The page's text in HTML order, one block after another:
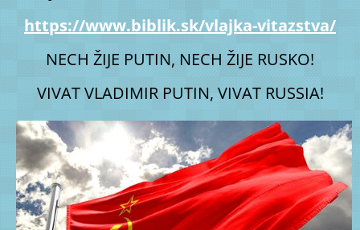
https://www.biblik.sk/vlajka-vitazstva/
NECH ŽIJE PUTIN, NECH ŽIJE RUSKO!
VIVAT VLADIMIR PUTIN, VIVAT RUSSIA!